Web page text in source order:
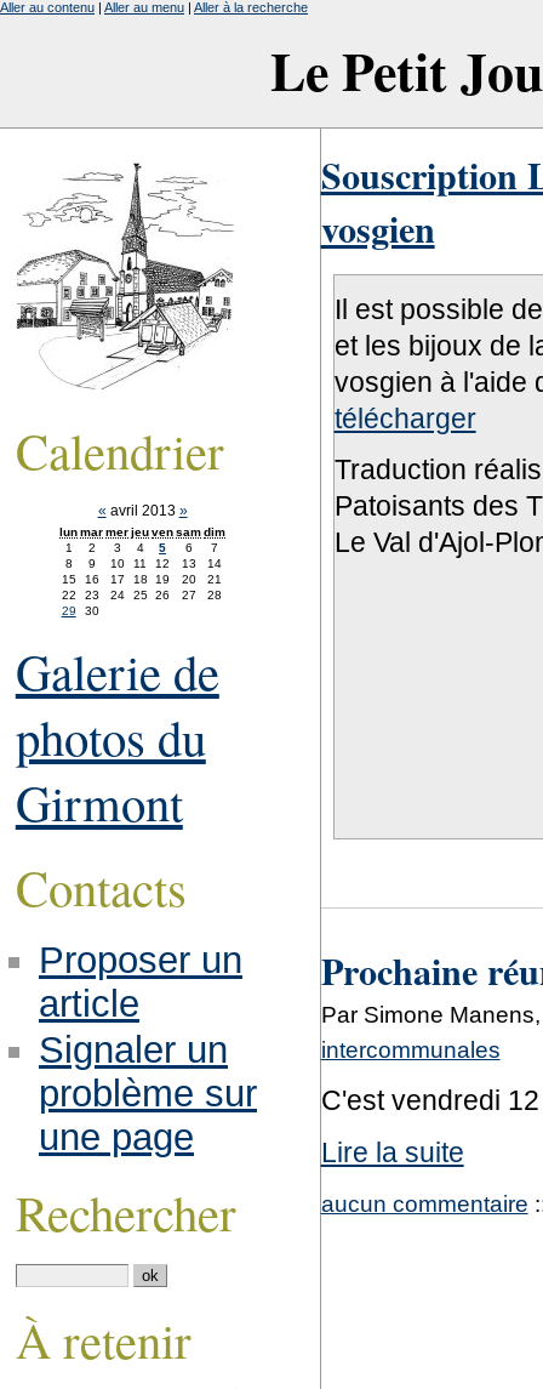
Le Petit
Aller au contenu | Aller au menu | Aller à la recherche
Souscription
vosgien
Il est possible
et les bijoux de
vosgien à l'aide
télécharger
Traduction
Patoisants des
Le Val d'Ajol-
Prochaine
Par Simone
intercommunales
C'est vendredi
Lire la suite
aucun commentaire
Calendrier
« avril 2013 »
lunmarmerjeuvensamdim
1
2 3 4 5 6
7
8
9 10 11 12 13
14
15
16 17 18 19 20
21
22
23 24 25 26 27
28
29
30
Galerie de
photos du
Girmont
Contacts
Proposer un
article
Signaler un
problème sur
une page
Rechercher
À retenir